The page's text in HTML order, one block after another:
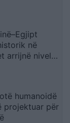
në
arrijnë nivele
humanoidë
projektuar për